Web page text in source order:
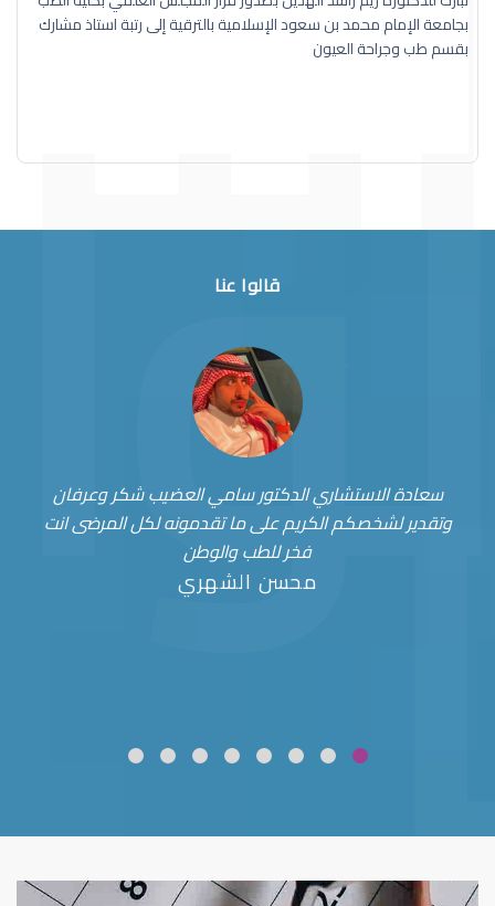
بجامعة الإمام محمد بن سعود الإسلامية بالترقية إلى رتبة استاذ مشارك
بقسم طب وجراحة العيون
قالوا عنا
سعادة الاستشاري الدكتور سامي العضيب شكر وعرفان
وتقدير لشخصكم الكريم على ما تقدمونه لكل المرضى انت
فخر للطب والوطن
محسن الشهري